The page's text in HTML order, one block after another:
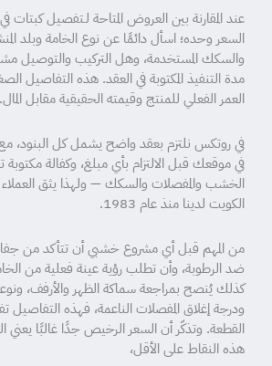
عند المقارنة بين العروض المتاحة لـتفصيل كبتات
السعر وحده؛ اسأل دائمًا عن نوع الخامة وبلد
والسكك المستخدمة، وهل التركيب والتوصيل
مدة التنفيذ المكتوبة في العقد. هذه التفاصيل
العمر الفعلي للمنتج وقيمته الحقيقية مقابل المال.
في روتكس نلتزم بعقد واضح يشمل كل البنود،
الخشب والمفصلات والسكك — ولهذا يثق
الكويت لدينا منذ عام 1983.
من المهم قبل أي مشروع خشبي أن تتأكد من
ضد الرطوبة، وأن تطلب رؤية عينة فعلية من
ودرجة إغلاق المفصلات الناعمة، فهذه التفاصيل
القطعة. وتذكّر أن السعر الرخيص جدًا غالبًا
هذه النقاط على الأقل،